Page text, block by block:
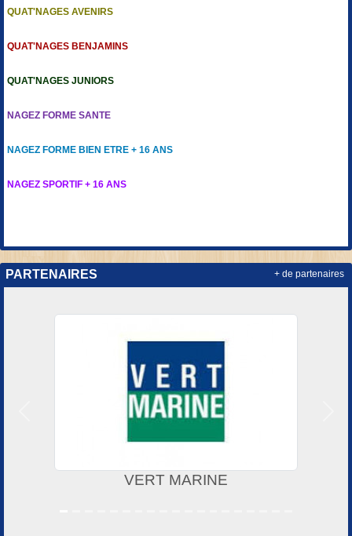
QUAT'NAGES AVENIRS
QUAT'NAGES BENJAMINS
QUAT'NAGES JUNIORS
NAGEZ FORME SANTE
NAGEZ FORME BIEN ETRE + 16 ANS
NAGEZ SPORTIF + 16 ANS
PARTENAIRES
VERT MARINE
+ de partenaires